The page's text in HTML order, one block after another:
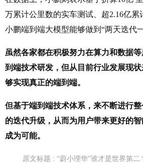
万累计公里数的实车测试、超2.16亿累
小鹏端到端大模型能够做到“两天迭代一
虽然各家都在积极努力在算力和数据
到端技术研发，但从目前行业发展现
够实现真正的端到端。
但基于端到端技术体系，来不断进行
的迭代升级，从而为用户带来更好的
成为可能。
原文标题 : “蔚小理华”谁才是世界第